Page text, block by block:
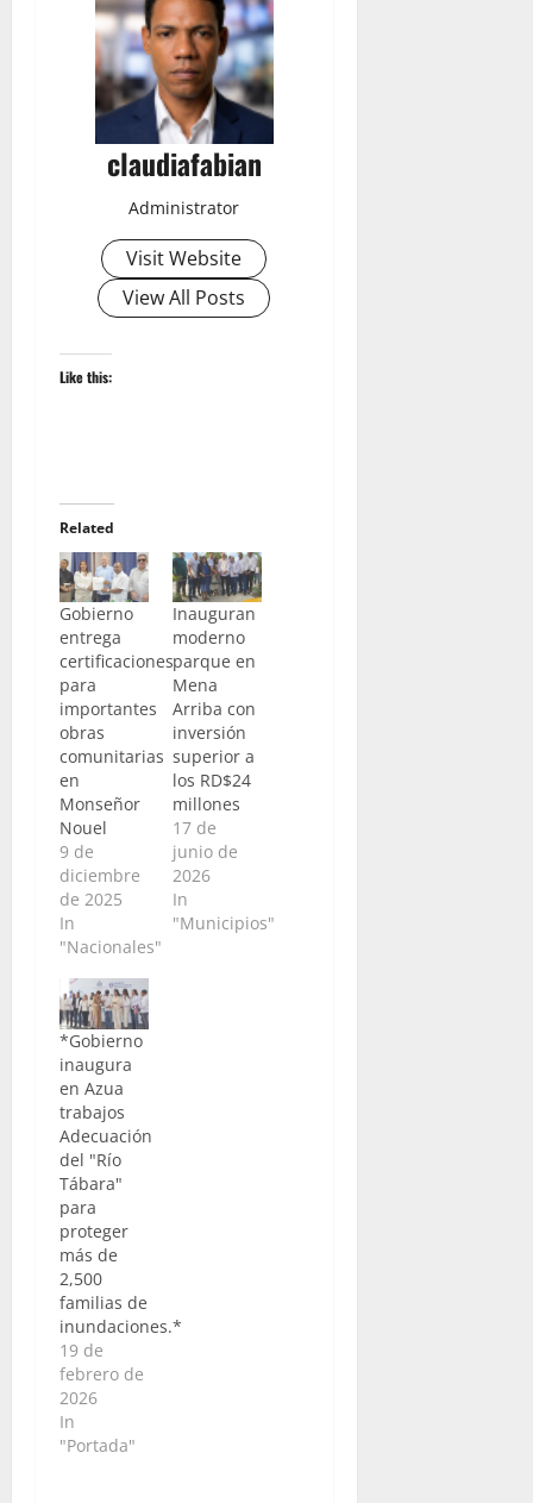
claudiafabian
Administrator
Visit Website
View All Posts
Like this:
Related
Gobierno
entrega
certificaciones
para
importantes
obras
comunitarias
en
Monseñor
Nouel
9 de
diciembre
de 2025
In
"Nacionales"
Inauguran
moderno
parque en
Mena
Arriba con
inversión
superior a
los RD$24
millones
17 de
junio de
2026
In
"Municipios"
*Gobierno
inaugura
en Azua
trabajos
Adecuación
del "Río
Tábara"
para
proteger
más de
2,500
familias de
inundaciones.*
19 de
febrero de
2026
In
"Portada"